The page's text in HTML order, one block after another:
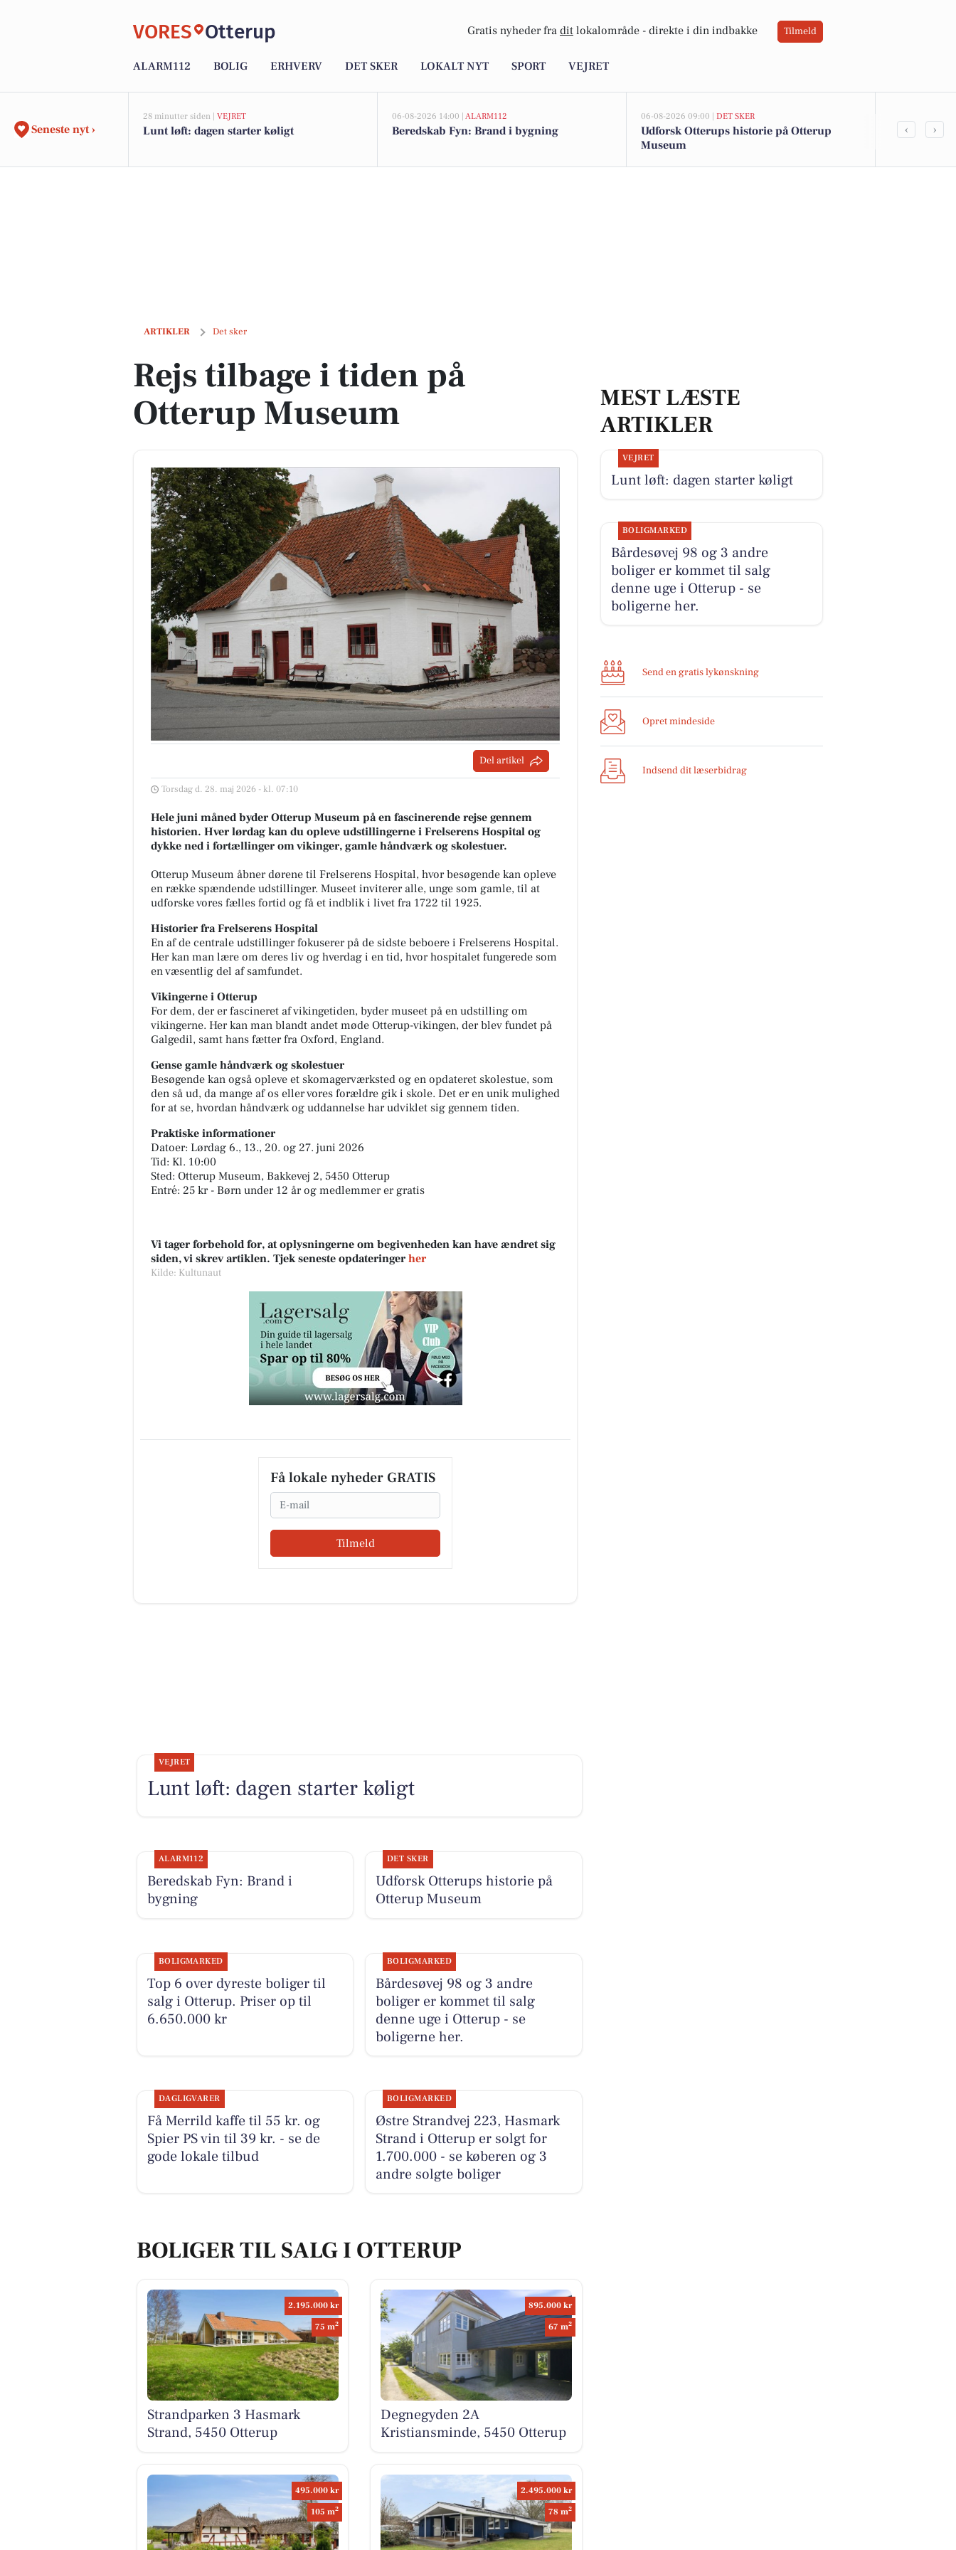
VORES Otterup Gratis nyheder fra dit lokalområde - direkte i din indbakke Tilmeld
ALARM112 BOLIG ERHVERV DET SKER LOKALT NYT SPORT VEJRET
Seneste nyt ›
28 minutter siden | VEJRET
Lunt løft: dagen starter køligt
06-08-2026 14:00 | ALARM112
Beredskab Fyn: Brand i bygning
06-08-2026 09:00 | DET SKER
Udforsk Otterups historie på Otterup
Museum
Top 6 over
‹ ›
ARTIKLER Det sker
Rejs tilbage i tiden på Otterup Museum
Rejs tilbage i tiden på
Otterup Museum
Del artikel
Torsdag d. 28. maj 2026 - kl. 07:10
Hele juni måned byder Otterup Museum på en fascinerende rejse gennem
historien. Hver lørdag kan du opleve udstillingerne i Frelserens Hospital og
dykke ned i fortællinger om vikinger, gamle håndværk og skolestuer.
Otterup Museum åbner dørene til Frelserens Hospital, hvor besøgende kan opleve
en række spændende udstillinger. Museet inviterer alle, unge som gamle, til at
udforske vores fælles fortid og få et indblik i livet fra 1722 til 1925.
Historier fra Frelserens Hospital
En af de centrale udstillinger fokuserer på de sidste beboere i Frelserens Hospital.
Her kan man lære om deres liv og hverdag i en tid, hvor hospitalet fungerede som
en væsentlig del af samfundet.
Vikingerne i Otterup
For dem, der er fascineret af vikingetiden, byder museet på en udstilling om
vikingerne. Her kan man blandt andet møde Otterup-vikingen, der blev fundet på
Galgedil, samt hans fætter fra Oxford, England.
Gense gamle håndværk og skolestuer
Besøgende kan også opleve et skomagerværksted og en opdateret skolestue, som
den så ud, da mange af os eller vores forældre gik i skole. Det er en unik mulighed
for at se, hvordan håndværk og uddannelse har udviklet sig gennem tiden.
Praktiske informationer
Datoer: Lørdag 6., 13., 20. og 27. juni 2026
Tid: Kl. 10:00
Sted: Otterup Museum, Bakkevej 2, 5450 Otterup
Entré: 25 kr - Børn under 12 år og medlemmer er gratis
Vi tager forbehold for, at oplysningerne om begivenheden kan have ændret sig
siden, vi skrev artiklen. Tjek seneste opdateringer her
Kilde: Kultunaut
Få lokale nyheder GRATIS
Email
Tilmeld
MEST LÆSTE
ARTIKLER
VEJRET
Lunt løft: dagen starter køligt
BOLIGMARKED
Bårdesøvej 98 og 3 andre
boliger er kommet til salg
denne uge i Otterup - se
boligerne her.
Send en gratis lykønskning
Opret mindeside
Indsend dit læserbidrag
VEJRET
Lunt løft: dagen starter køligt
ALARM112
Beredskab Fyn: Brand i
bygning
DET SKER
Udforsk Otterups historie på
Otterup Museum
BOLIGMARKED
Top 6 over dyreste boliger til
salg i Otterup. Priser op til
6.650.000 kr
BOLIGMARKED
Bårdesøvej 98 og 3 andre
boliger er kommet til salg
denne uge i Otterup - se
boligerne her.
DAGLIGVARER
Få Merrild kaffe til 55 kr. og
Spier PS vin til 39 kr. - se de
gode lokale tilbud
BOLIGMARKED
Østre Strandvej 223, Hasmark
Strand i Otterup er solgt for
1.700.000 - se køberen og 3
andre solgte boliger
BOLIGER TIL SALG I OTTERUP
2.195.000 kr
75 m2
Strandparken 3 Hasmark
Strand, 5450 Otterup
895.000 kr
67 m2
Degnegyden 2A
Kristiansminde, 5450 Otterup
495.000 kr
105 m2
2.495.000 kr
78 m2